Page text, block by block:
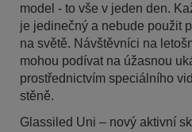
model - to vše v jeden den.
je jedinečný a nebude použit
na světě. Návštěvníci na
mohou podívat na úžasnou
prostřednictvím speciálního
stěně.
Glassiled Uni – nový aktivní